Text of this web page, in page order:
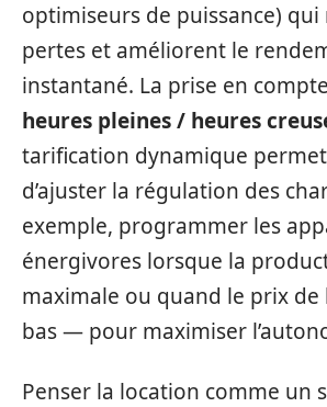
optimiseurs de puissance)
pertes et améliorent le
instantané. La prise en
heures pleines / heures
tarification dynamique
d’ajuster la régulation des
exemple, programmer les
énergivores lorsque la
maximale ou quand le prix de
bas — pour maximiser
Penser la location comme un